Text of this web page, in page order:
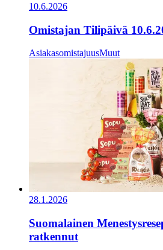
10.6.2026
Omistajan Tilipäivä
AsiakasomistajuusMuut
28.1.2026
Suomalainen
ratkennut